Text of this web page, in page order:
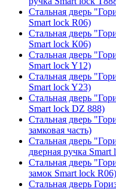
Стальная дверь
Smart lock R06)
Стальная дверь
Smart lock К06)
Стальная дверь
Smart lock Y12)
Стальная дверь
Smart lock Y23)
Стальная дверь
Smart lock DZ 888)
Стальная дверь
замковая часть)
Стальная дверь
дверная ручка Smart
Стальная дверь
замок Smart lock R06)
Стальная дверь